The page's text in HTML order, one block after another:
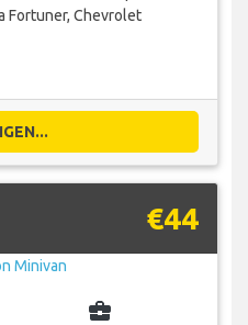
Fortuner, Chevrolet
€44
business_center